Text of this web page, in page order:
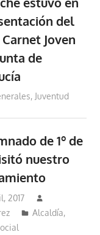
del
Joven
de
, Juventud
de 1º de
nuestro
2017
Alcaldía,